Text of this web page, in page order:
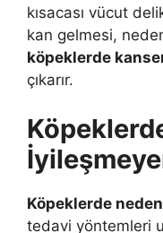
kısacası vücut
kan gelmesi,
köpeklerde
çıkarır.
Köpeklerde
tedavi yöntemleri